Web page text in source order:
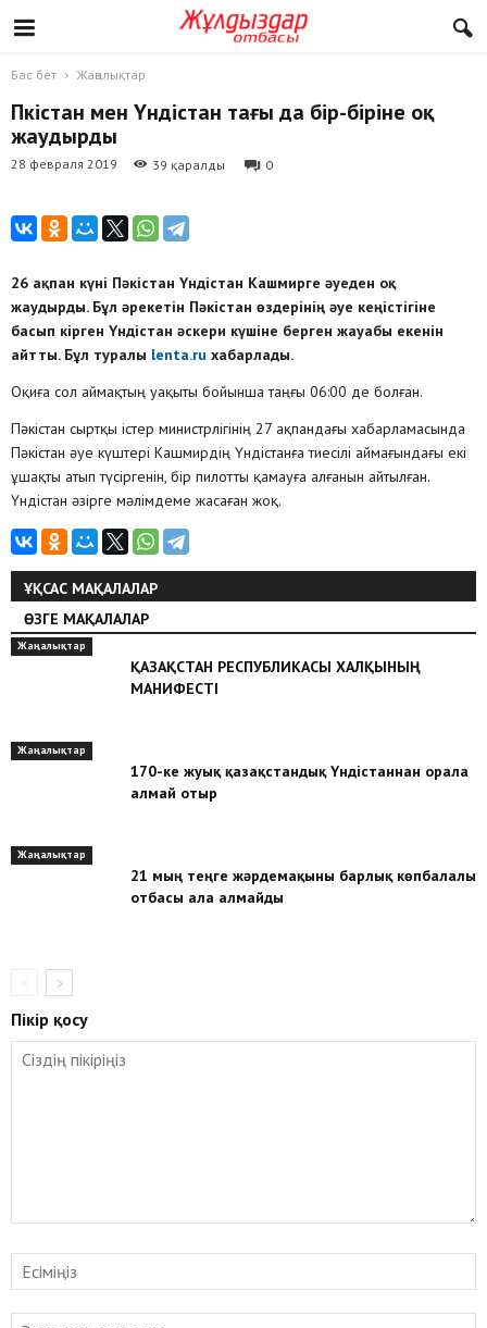
Бас бет Жаңалықтар
Пәкістан мен Үндістан тағы да бір-біріне оқ
жаудырды
28 февраля 2019 39 қаралды 0
26 ақпан күні Пәкістан Үндістан Кашмирге әуеден оқ
жаудырды. Бұл әрекетін Пәкістан өздерінің әуе кеңістігіне
басып кірген Үндістан әскери күшіне берген жауабы екенін
айтты. Бұл туралы lenta.ru хабарлады.
Оқиға сол аймақтың уақыты бойынша таңғы 06:00 де болған.
Пәкістан сыртқы істер министрлігінің 27 ақпандағы хабарламасында
Пәкістан әуе күштері Кашмирдің Үндістанға тиесілі аймағындағы екі
ұшақты атып түсіргенін, бір пилотты қамауға алғанын айтылған.
Үндістан әзірге мәлімдеме жасаған жоқ.
ҰҚСАС МАҚАЛАЛАР
ӨЗГЕ МАҚАЛАЛАР
Жаңалықтар
ҚАЗАҚСТАН РЕСПУБЛИКАСЫ ХАЛҚЫНЫҢ
МАНИФЕСТІ
Жаңалықтар
170-ке жуық қазақстандық Үндістаннан орала
алмай отыр
Жаңалықтар
21 мың теңге жәрдемақыны барлық көпбалалы
отбасы ала алмайды
Пікір қосу